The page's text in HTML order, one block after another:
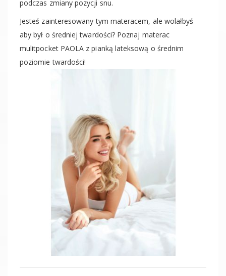
podczas zmiany pozycji snu.
Jesteś zainteresowany tym materacem, ale wolałbyś
aby był o średniej twardości? Poznaj materac
mulitpocket PAOLA z pianką lateksową o średnim
poziomie twardości!